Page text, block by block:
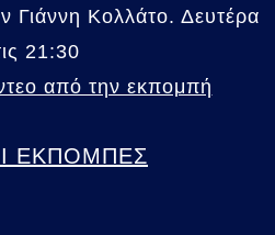
Γιάννη Κολλάτο. Δευτέρα
21:30
από την εκπομπή
ΕΚΠΟΜΠΕΣ